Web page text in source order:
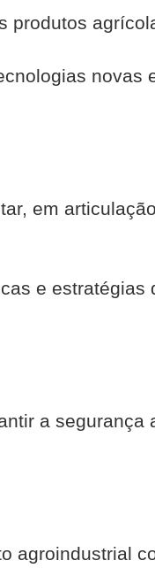
produtos
novas
em
e estratégias
a segurança
agro­industrial